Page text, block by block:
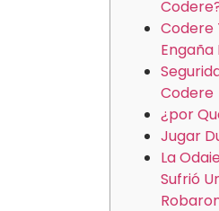
Codere
Codere
¿por
Jugar
La
Sufrió